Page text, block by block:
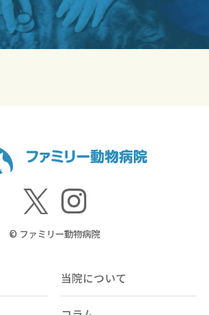
© ファミリー動物病院
当院について